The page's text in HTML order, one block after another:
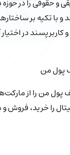
و حقوقی را در حوزه
و با تکیه بر
در
پول من
من را از
را خرید، فروش و